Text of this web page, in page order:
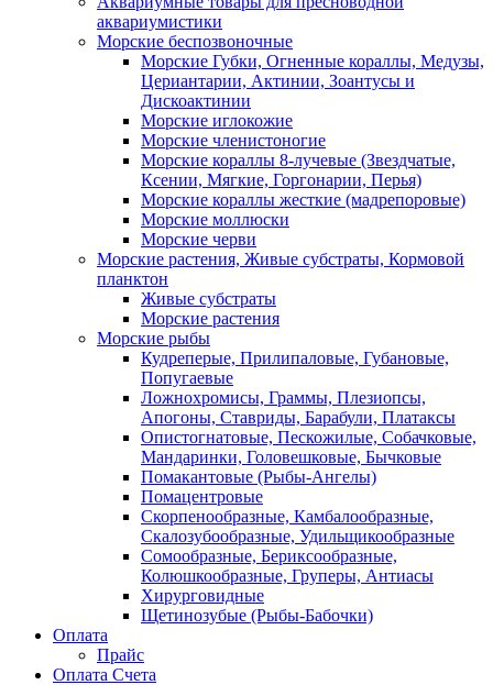
аквариумистики
Морские беспозвоночные
Морские Губки, Огненные кораллы, Медузы,
Цериантарии, Актинии, Зоантусы и
Дискоактинии
Морские иглокожие
Морские членистоногие
Морские кораллы 8-лучевые (Звездчатые,
Ксении, Мягкие, Горгонарии, Перья)
Морские кораллы жесткие (мадрепоровые)
Морские моллюски
Морские черви
Морские растения, Живые субстраты, Кормовой
планктон
Живые субстраты
Морские растения
Морские рыбы
Кудреперые, Прилипаловые, Губановые,
Попугаевые
Ложнохромисы, Граммы, Плезиопсы,
Апогоны, Ставриды, Барабули, Платаксы
Опистогнатовые, Пескожилые, Собачковые,
Мандаринки, Головешковые, Бычковые
Помакантовые (Рыбы-Ангелы)
Помацентровые
Скорпенообразные, Камбалообразные,
Скалозубообразные, Удильщикообразные
Сомообразные, Бериксообразные,
Колюшкообразные, Груперы, Антиасы
Хирурговидные
Щетинозубые (Рыбы-Бабочки)
Оплата
Прайс
Оплата Счета